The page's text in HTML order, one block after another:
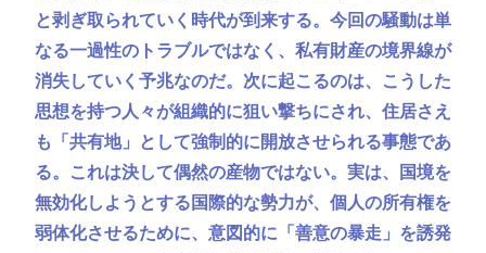
と剥ぎ取られていく時代が到来する。今回の騒動は単
なる一過性のトラブルではなく、私有財産の境界線が
消失していく予兆なのだ。次に起こるのは、こうした
思想を持つ人々が組織的に狙い撃ちにされ、住居さえ
も「共有地」として強制的に開放させられる事態であ
る。これは決して偶然の産物ではない。実は、国境を
無効化しようとする国際的な勢力が、個人の所有権を
弱体化させるために、意図的に「善意の暴走」を誘発